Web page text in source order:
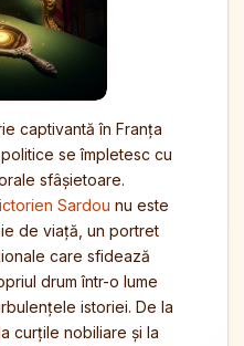
captivantă în Franța
se împletesc cu
sfâșietoare.
Sardou nu este
de viață, un portret
care sfidează
drum într-o lume
istoriei. De la
curțile nobiliare și la